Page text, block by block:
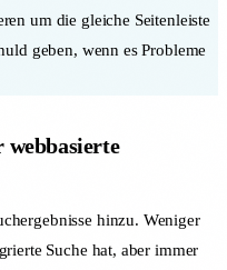
um die gleiche Seitenleiste
geben, wenn es Probleme
hinzu. Weniger
Suche hat, aber immer